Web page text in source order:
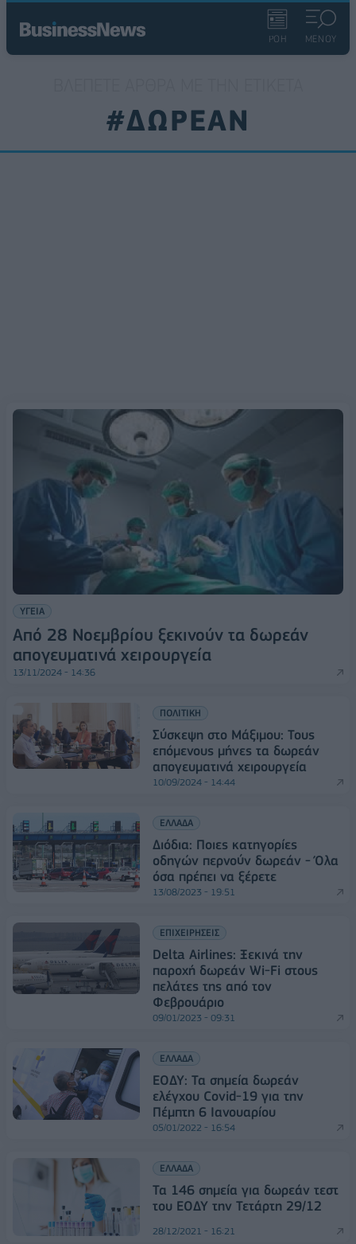
ΡΟΗ ΜΕΝΟΥ
#ΔΩΡΕΑΝ
ΥΓΕΙΑ
Από 28 Νοεμβρίου ξεκινούν τα δωρεάν
απογευματινά χειρουργεία
13/11/2024 - 14:36
ΠΟΛΙΤΙΚΗ
Σύσκεψη στο Μάξιμου: Τους
επόμενους μήνες τα δωρεάν
απογευματινά χειρουργεία
10/09/2024 - 14:44
ΕΛΛΑΔΑ
Διόδια: Ποιες κατηγορίες
οδηγών περνούν δωρεάν - Όλα
όσα πρέπει να ξέρετε
13/08/2023 - 19:51
ΕΠΙΧΕΙΡΗΣΕΙΣ
Delta Airlines: Ξεκινά την
παροχή δωρεάν Wi-Fi στους
πελάτες της από τον
Φεβρουάριο
09/01/2023 - 09:31
ΕΛΛΑΔΑ
ΕΟΔΥ: Τα σημεία δωρεάν
ελέγxου Covid-19 για την
Πέμπτη 6 Ιανουαρίου
05/01/2022 - 16:54
ΕΛΛΑΔΑ
Τα 146 σημεία για δωρεάν τεστ
του ΕΟΔΥ την Τετάρτη 29/12
28/12/2021 - 16:21